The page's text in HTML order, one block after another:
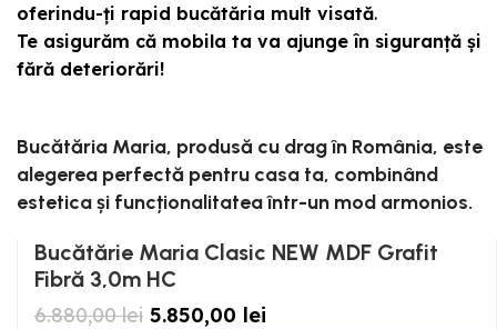
oferindu-ți rapid bucătăria mult visată.
Te asigurăm că mobila ta va ajunge în siguranță și
fără deteriorări!
Bucătăria Maria, produsă cu drag în România, este
alegerea perfectă pentru casa ta, combinând
estetica și funcționalitatea într-un mod armonios.
Bucătărie Maria Clasic NEW MDF Grafit
Fibră 3,0m HC
6.880,00lei 5.850,00 lei